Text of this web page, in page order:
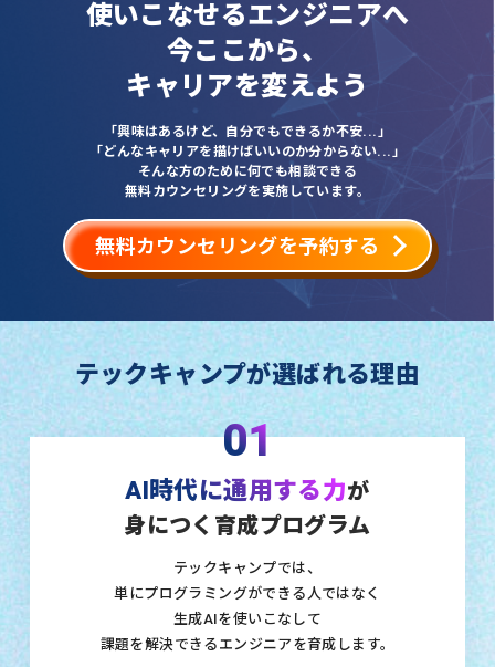
使いこなせるエンジニアへ
今ここから、
キャリアを変えよう
「興味はあるけど、自分でもできるか不安...」
「どんなキャリアを描けばいいのか分からない...」
そんな方のために何でも相談できる
無料カウンセリングを実施しています。
無料カウンセリングを予約する
テックキャンプが選ばれる理由
01
AI時代に通用する力が
身につく育成プログラム
テックキャンプでは、
単にプログラミングができる人ではなく
生成AIを使いこなして
課題を解決できるエンジニアを育成します。